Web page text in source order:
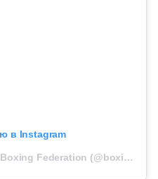
в Instagram
Публикация от Kazakhstan Boxing Federation (@boxingkazakhstan)